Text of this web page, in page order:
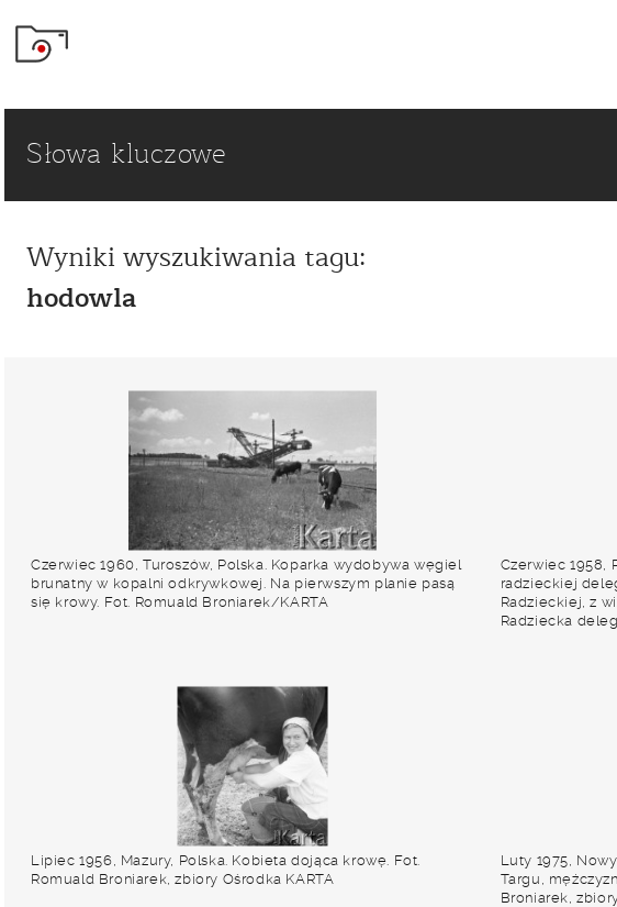
Słowa kluczowe
Wyniki wyszukiwania tagu:
hodowla
Czerwiec 1960, Turoszów, Polska. Koparka wydobywa węgiel
brunatny w kopalni odkrywkowej. Na pierwszym planie pasą
się krowy. Fot. Romuald Broniarek/KARTA
Czerwiec 1958,
radzieckiej
Radzieckiej, z
Radziecka
Lipiec 1956, Mazury, Polska. Kobieta dojąca krowę. Fot.
Romuald Broniarek, zbiory Ośrodka KARTA
Luty 1975,
Targu,
Broniarek,